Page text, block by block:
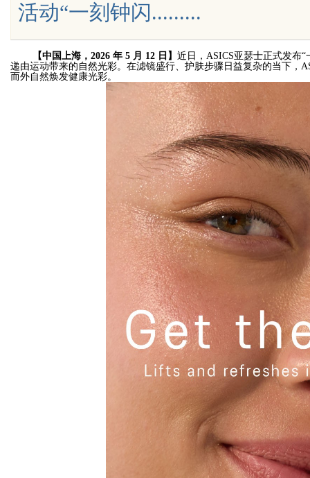
活动“一刻钟闪.........
【中国上海，2026 年 5 月 12 日】 近日，ASICS亚瑟士正式发布“
递由运动带来的自然光彩。在滤镜盛行、护肤步骤 日益复杂的当下，
而外自然焕发健康光彩。